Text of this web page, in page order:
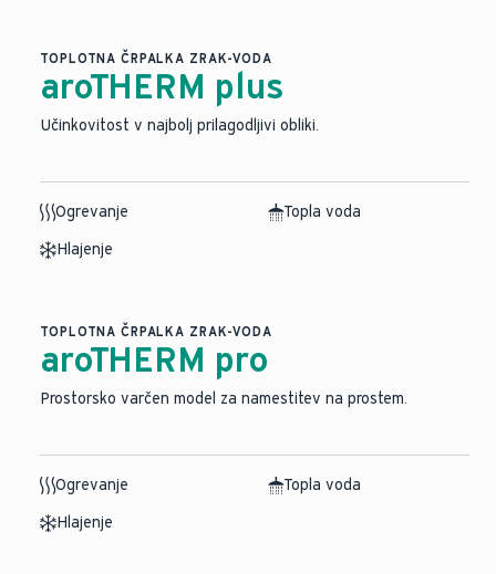
TOPLOTNA ČRPALKA ZRAK-VODA
aroTHERM plus
Učinkovitost v najbolj prilagodljivi obliki.
Ogrevanje
Topla voda
Hlajenje
TOPLOTNA ČRPALKA ZRAK-VODA
aroTHERM pro
Prostorsko varčen model za namestitev na prostem.
Ogrevanje
Topla voda
Hlajenje